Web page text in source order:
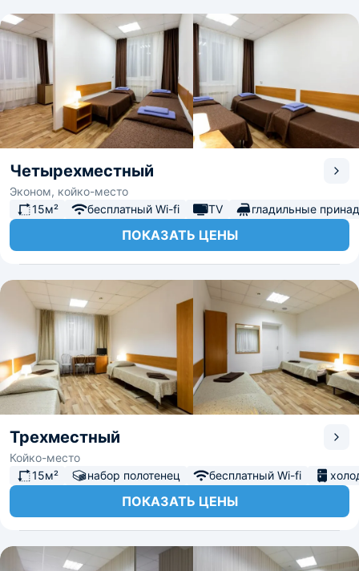
Четырехместный
Эконом, койко-место
15м²
бесплатный Wi-fi TV гладильные
ПОКАЗАТЬ ЦЕНЫ
Трехместный
Койко-место
15м²
набор полотенец бесплатный Wi-fi
ПОКАЗАТЬ ЦЕНЫ